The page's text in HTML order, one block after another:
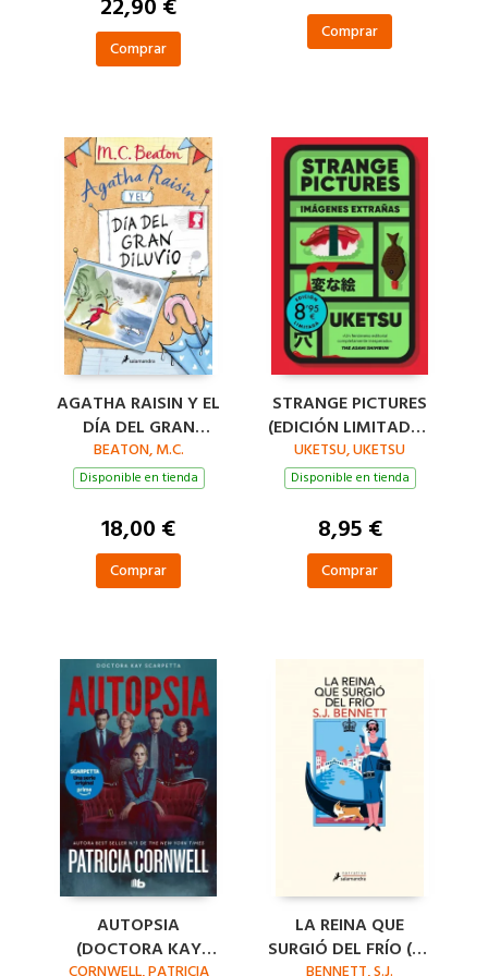
Comprar
Comprar
AGATHA RAISIN Y EL
DÍA DEL GRAN
DILUVIO (AGATHA
RAISIN 12)
BEATON, M.C.
Disponible en tienda
18,00 €
Comprar
STRANGE PICTURES
(EDICIÓN LIMITADA ·
VERANO)
UKETSU, UKETSU
Disponible en tienda
8,95 €
Comprar
AUTOPSIA
(DOCTORA KAY
LA REINA QUE
SURGIÓ DEL FRÍO (SU